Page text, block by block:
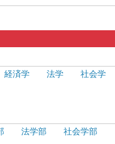
経済学 法学 社会学
法学部 社会学部